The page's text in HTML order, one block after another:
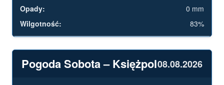
0 mm
83%
Pogoda Sobota – Księżpol08.08.2026